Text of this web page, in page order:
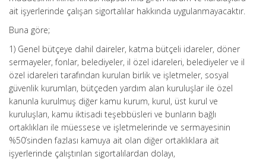
ait işyerlerinde çalışan sigortalılar hakkında uygulanmayacaktır.
Buna göre;
1) Genel bütçeye dahil daireler, katma bütçeli idareler, döner
sermayeler, fonlar, belediyeler, il özel idareleri, belediyeler ve il
özel idareleri tarafından kurulan birlik ve işletmeler, sosyal
güvenlik kurumları, bütçeden yardım alan kuruluşlar ile özel
kanunla kurulmuş diğer kamu kurum, kurul, üst kurul ve
kuruluşları, kamu iktisadi teşebbüsleri ve bunların bağlı
ortaklıkları ile müessese ve işletmelerinde ve sermayesinin
%50’sinden fazlası kamuya ait olan diğer ortaklıklara ait
işyerlerinde çalıştırılan sigortalılardan dolayı,